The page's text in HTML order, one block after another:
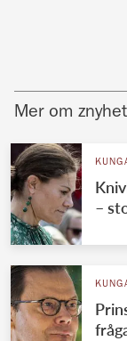
Mer om
–